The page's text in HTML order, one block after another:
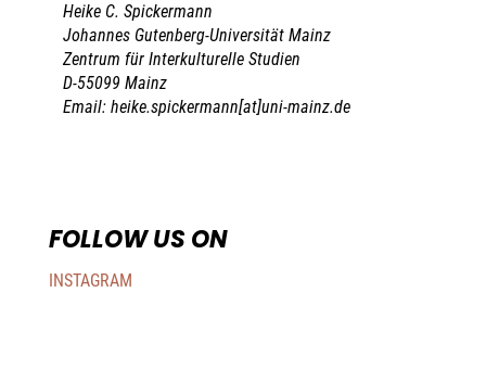
Heike C. Spickermann
Johannes Gutenberg-Universität Mainz
Zentrum für Interkulturelle Studien
D-55099 Mainz
Email: heike.spickermann[at]uni-mainz.de
FOLLOW US ON
INSTAGRAM